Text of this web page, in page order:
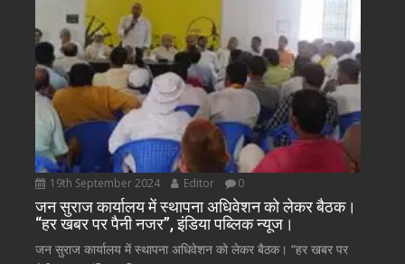
19th September 2024 Editor 0
जन सुराज कार्यालय में स्थापना अधिवेशन को लेकर बैठक।
“हर खबर पर पैनी नजर”, इंडिया पब्लिक न्यूज।
जन सुराज कार्यालय में स्थापना अधिवेशन को लेकर बैठक। “हर खबर पर